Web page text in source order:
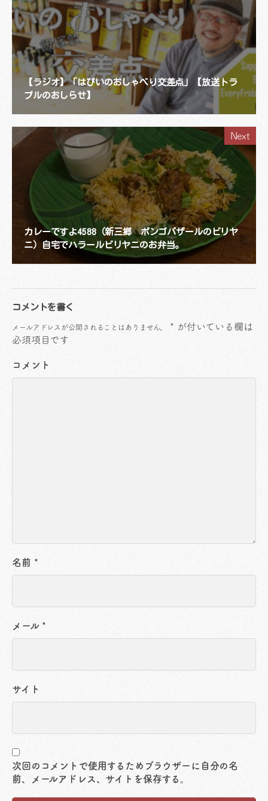
【ラジオ】「はぴいのおしゃべり交差点」【放送トラ
ブルのおしらせ】
Next
カレーですよ4588（新三郷 ボンゴバザールのビリヤ
ニ）自宅でハラールビリヤニのお弁当。
コメントを書く
メールアドレスが公開されることはありません。 * が付いている欄は
必須項目です
コメント
名前 *
メール *
サイト
次回のコメントで使用するためブラウザーに自分の名
前、メールアドレス、サイトを保存する。